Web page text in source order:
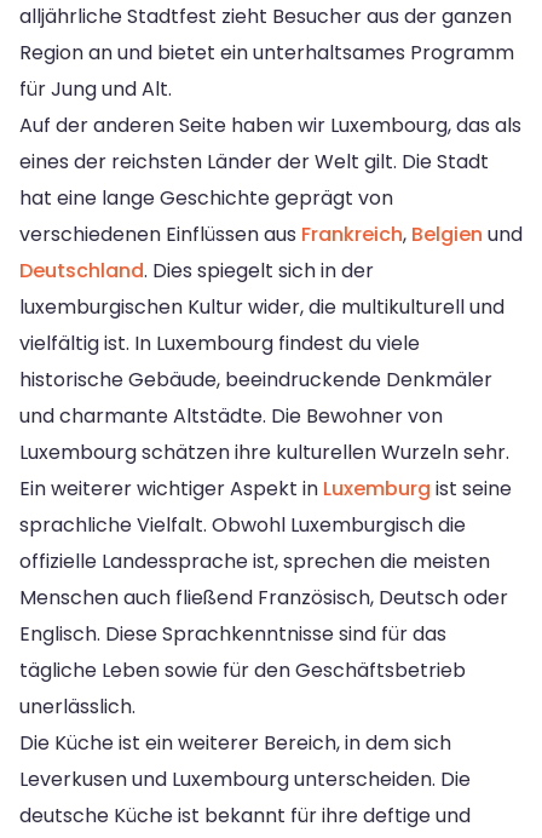
alljährliche Stadtfest zieht Besucher aus der ganzen
Region an und bietet ein unterhaltsames Programm
für Jung und Alt.
Auf der anderen Seite haben wir Luxembourg, das als
eines der reichsten Länder der Welt gilt. Die Stadt
hat eine lange Geschichte geprägt von
verschiedenen Einflüssen aus Frankreich, Belgien und
Deutschland. Dies spiegelt sich in der
luxemburgischen Kultur wider, die multikulturell und
vielfältig ist. In Luxembourg findest du viele
historische Gebäude, beeindruckende Denkmäler
und charmante Altstädte. Die Bewohner von
Luxembourg schätzen ihre kulturellen Wurzeln sehr.
Ein weiterer wichtiger Aspekt in Luxemburg ist seine
sprachliche Vielfalt. Obwohl Luxemburgisch die
offizielle Landessprache ist, sprechen die meisten
Menschen auch fließend Französisch, Deutsch oder
Englisch. Diese Sprachkenntnisse sind für das
tägliche Leben sowie für den Geschäftsbetrieb
unerlässlich.
Die Küche ist ein weiterer Bereich, in dem sich
Leverkusen und Luxembourg unterscheiden. Die
deutsche Küche ist bekannt für ihre deftige und